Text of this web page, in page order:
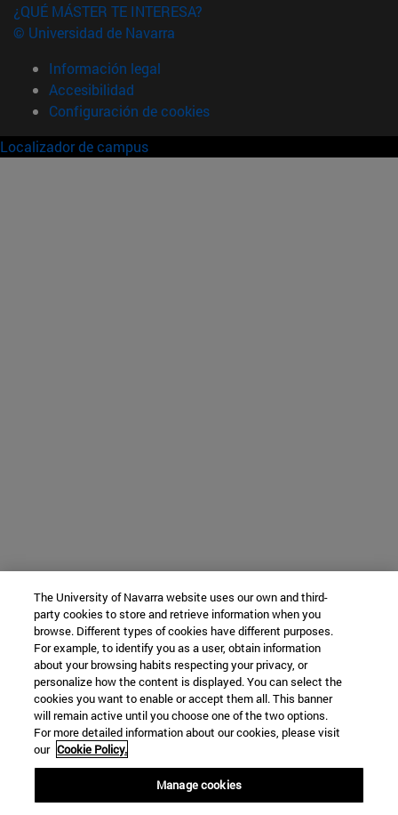
¿QUÉ MÁSTER TE INTERESA?
© Universidad de Navarra
Información legal
Accesibilidad
Configuración de cookies
Localizador de campus
The University of Navarra website uses our own and third-
party cookies to store and retrieve information when you
browse. Different types of cookies have different purposes.
For example, to identify you as a user, obtain information
about your browsing habits respecting your privacy, or
personalize how the content is displayed. You can select the
cookies you want to enable or accept them all. This banner
will remain active until you choose one of the two options.
For more detailed information about our cookies, please visit
our Cookie Policy.
Manage cookies